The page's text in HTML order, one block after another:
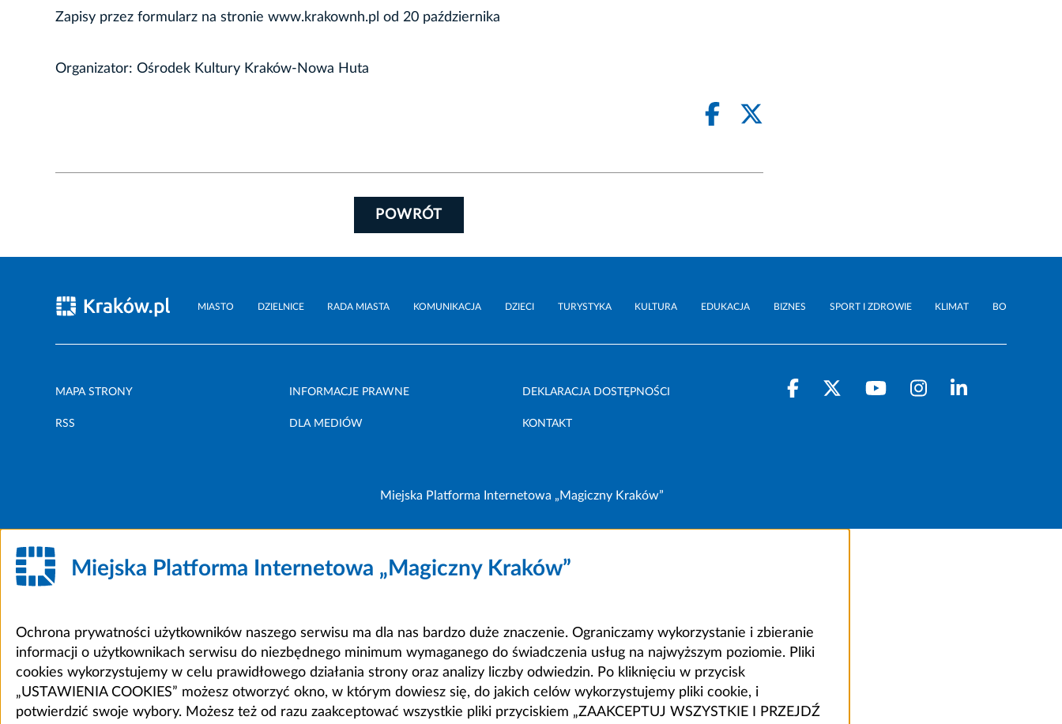
Zapisy przez formularz na stronie www.krakownh.pl od 20 października
Organizator: Ośrodek Kultury Kraków-Nowa Huta
POWRÓT
MIASTO DZIELNICE RADA MIASTA KOMUNIKACJA DZIECI TURYSTYKA KULTURA EDUKACJA BIZNES SPORT I ZDROWIE KLIMAT BO
MAPA STRONY INFORMACJE PRAWNE DEKLARACJA DOSTĘPNOŚCI
RSS DLA MEDIÓW KONTAKT
Miejska Platforma Internetowa „Magiczny Kraków”
Miejska Platforma Internetowa „Magiczny Kraków”
Ochrona prywatności użytkowników naszego serwisu ma dla nas bardzo duże znaczenie. Ograniczamy wykorzystanie i zbieranie
informacji o użytkownikach serwisu do niezbędnego minimum wymaganego do świadczenia usług na najwyższym poziomie. Pliki
cookies wykorzystujemy w celu prawidłowego działania strony oraz analizy liczby odwiedzin. Po kliknięciu w przycisk
„USTAWIENIA COOKIES” możesz otworzyć okno, w którym dowiesz się, do jakich celów wykorzystujemy pliki cookie, i
potwierdzić swoje wybory. Możesz też od razu zaakceptować wszystkie pliki przyciskiem „ZAAKCEPTUJ WSZYSTKIE I PRZEJDŹ